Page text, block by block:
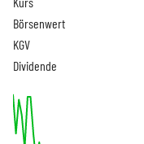
Börsenwert
KGV
Dividende